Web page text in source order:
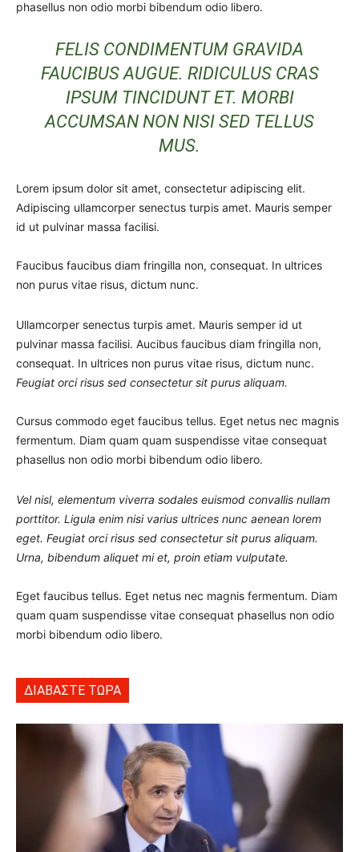
phasellus non odio morbi bibendum odio libero.
FELIS CONDIMENTUM GRAVIDA
FAUCIBUS AUGUE. RIDICULUS CRAS
IPSUM TINCIDUNT ET. MORBI
ACCUMSAN NON NISI SED TELLUS
MUS.
Lorem ipsum dolor sit amet, consectetur adipiscing elit.
Adipiscing ullamcorper senectus turpis amet. Mauris semper
id ut pulvinar massa facilisi.
Faucibus faucibus diam fringilla non, consequat. In ultrices
non purus vitae risus, dictum nunc.
Ullamcorper senectus turpis amet. Mauris semper id ut
pulvinar massa facilisi. Aucibus faucibus diam fringilla non,
consequat. In ultrices non purus vitae risus, dictum nunc.
Feugiat orci risus sed consectetur sit purus aliquam.
Cursus commodo eget faucibus tellus. Eget netus nec magnis
fermentum. Diam quam quam suspendisse vitae consequat
phasellus non odio morbi bibendum odio libero.
Vel nisl, elementum viverra sodales euismod convallis nullam
porttitor. Ligula enim nisi varius ultrices nunc aenean lorem
eget. Feugiat orci risus sed consectetur sit purus aliquam.
Urna, bibendum aliquet mi et, proin etiam vulputate.
Eget faucibus tellus. Eget netus nec magnis fermentum. Diam
quam quam suspendisse vitae consequat phasellus non odio
morbi bibendum odio libero.
ΔΙΑΒΑΣΤΕ ΤΩΡΑ